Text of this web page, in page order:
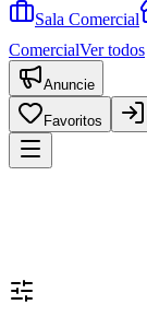
Sala Comercial
ComercialVer todos
Anuncie
Favoritos